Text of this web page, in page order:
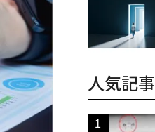
人気記事